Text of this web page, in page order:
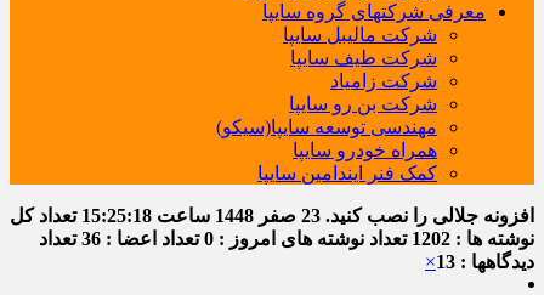
معرفی شرکتهای گروه سایپا
شرکت مالیبل سایپا
شرکت طیف سایپا
شرکت زامیاد
شرکت بن رو سایپا
مهندسی توسعه سایپا(سیکو)
همراه خودرو سایپا
کمک فنر ایندامین سایپا
افزونه جلالی را نصب کنید. 23 صفر 1448 ساعت 15:25:19 تعداد کل
نوشته ها : 1202
تعداد نوشته های امروز : 0 تعداد اعضا : 36
تعداد
دیدگاهها : 13
×